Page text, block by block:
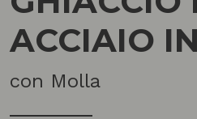
ACCIAIO
con Molla